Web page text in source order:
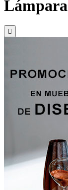
Lámpara
